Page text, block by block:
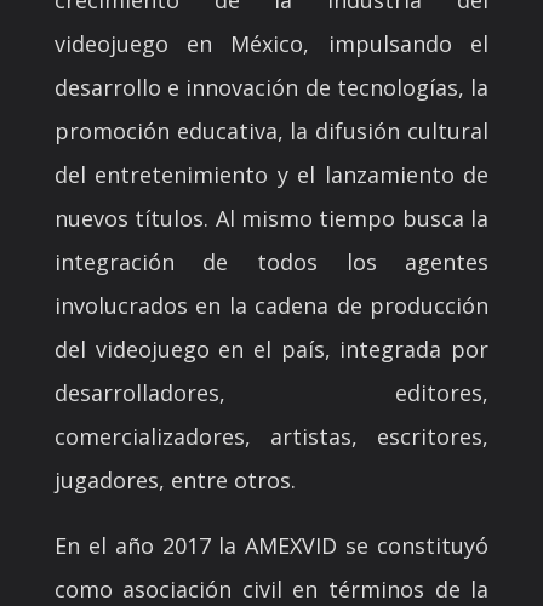
videojuego en México, impulsando el
desarrollo e innovación de tecnologías, la
promoción educativa, la difusión cultural
del entretenimiento y el lanzamiento de
nuevos títulos. Al mismo tiempo busca la
integración de todos los agentes
involucrados en la cadena de producción
del videojuego en el país, integrada por
desarrolladores, editores,
comercializadores, artistas, escritores,
jugadores, entre otros.
En el año 2017 la AMEXVID se constituyó
como asociación civil en términos de la